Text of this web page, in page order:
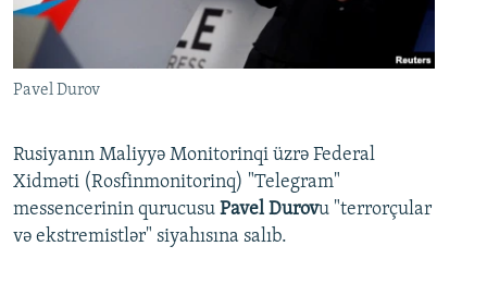
Pavel Durov
Rusiyanın Maliyyə Monitorinqi üzrə Federal
Xidməti (Rosfinmonitorinq) "Telegram"
messencerinin qurucusu Pavel Durovu "terrorçular
və ekstremistlər" siyahısına salıb.